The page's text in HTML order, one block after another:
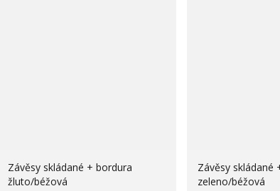
Závěsy skládané + bordura
žluto/béžová
Závěsy skládané
zeleno/béžová